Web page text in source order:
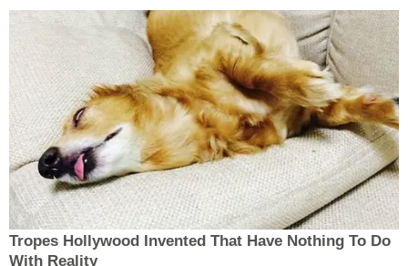
Tropes Hollywood Invented That Have Nothing To Do
With Reality